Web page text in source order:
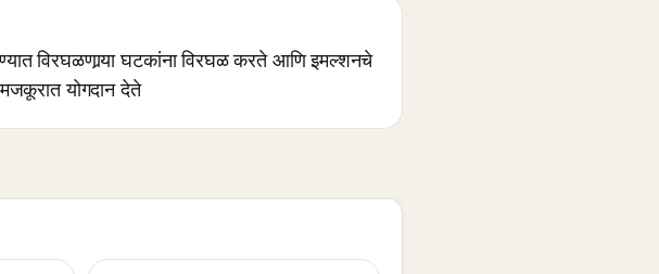
विरघळणार्‍या घटकांना विरघळ करते आणि इमल्शनचे
योगदान देते